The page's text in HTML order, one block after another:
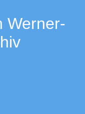
Werner-